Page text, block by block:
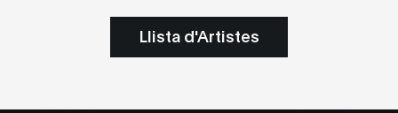
Llista d'Artistes